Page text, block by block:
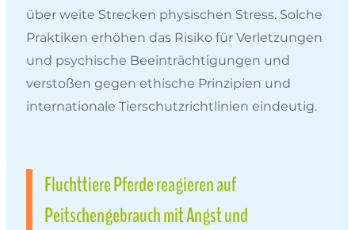
über weite Strecken physischen Stress. Solche
Praktiken erhöhen das Risiko für Verletzungen
und psychische Beeinträchtigungen und
verstoßen gegen ethische Prinzipien und
internationale Tierschutzrichtlinien eindeutig.
Fluchttiere Pferde reagieren auf
Peitschengebrauch mit Angst und